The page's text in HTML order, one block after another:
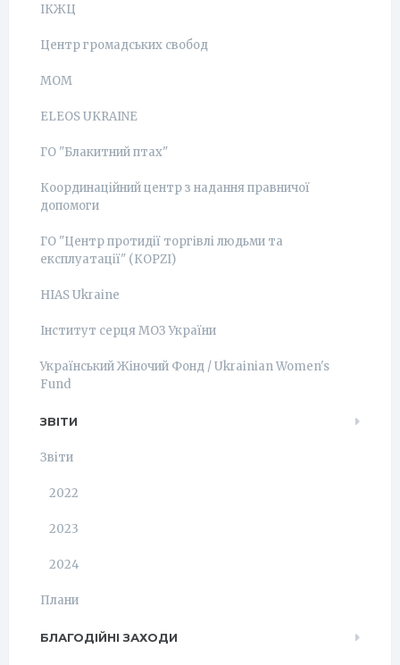
ІКЖЦ
Центр громадських свобод
МОМ
ELEOS UKRAINE
ГО "Блакитний птах"
Координаційний центр з надання правничої
допомоги
ГО "Центр протидії торгівлі людьми та
експлуатації" (КОРZI)
HIAS Ukraine
Інститут серця МОЗ України
Український Жіночий Фонд / Ukrainian Women's
Fund
ЗВІТИ
Звіти
2022
2023
2024
Плани
БЛАГОДІЙНІ ЗАХОДИ